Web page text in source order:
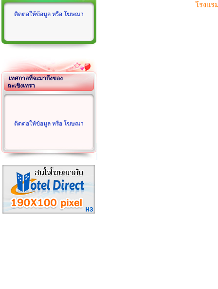
ติดต่อให้ข้อมูล หรือ โฆษณา
เทศกาลที่จะมาถึงของ
ฉะเชิงเทรา
ติดต่อให้ข้อมูล หรือ โฆษณา
โรงแร